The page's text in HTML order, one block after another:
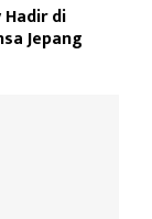
di
Jepang